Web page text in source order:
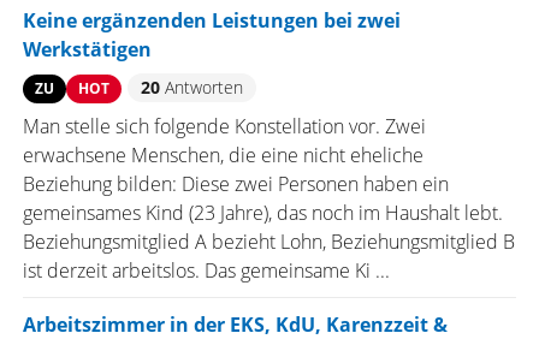
Keine ergänzenden Leistungen bei zwei
Werkstätigen
ZU HOT 20Antworten
Man stelle sich folgende Konstellation vor. Zwei
erwachsene Menschen, die eine nicht eheliche
Beziehung bilden: Diese zwei Personen haben ein
gemeinsames Kind (23 Jahre), das noch im Haushalt lebt.
Beziehungsmitglied A bezieht Lohn, Beziehungsmitglied B
ist derzeit arbeitslos. Das gemeinsame Ki ...
Arbeitszimmer in der EKS, KdU, Karenzzeit &